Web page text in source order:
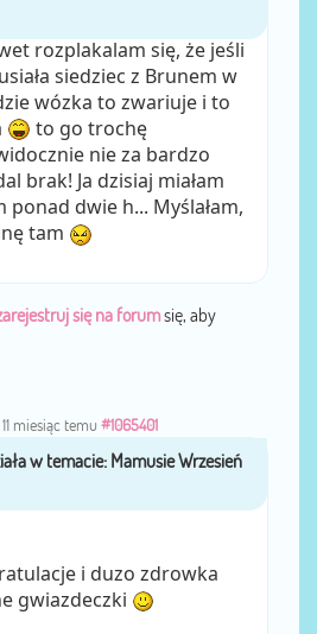
rozplakalam się, że jeśli
siedziec z Brunem w
wózka to zwariuje i to
to go trochę
nie za bardzo
brak! Ja dzisiaj miałam
ponad dwie h... Myślałam,
tam
się na forumsię, aby
miesiąc temu #1065401
Kalinka85
i duzo zdrowka
gwiazdeczki